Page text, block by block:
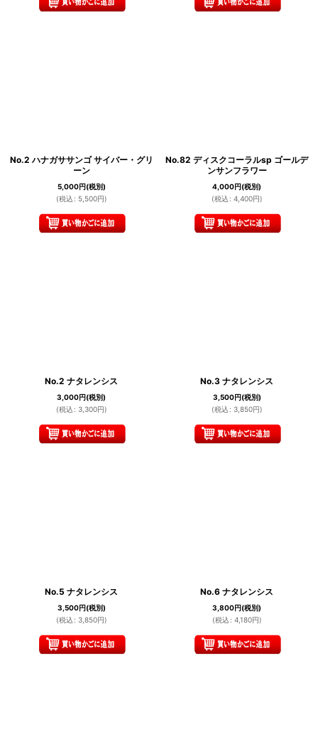
No.2 ハナガササンゴ サイバー・グリ
ーン
5,000円(税別)
(税込 : 5,500円)
No.82 ディスクコーラルsp ゴールデ
ンサンフラワー
4,000円(税別)
(税込 : 4,400円)
No.2 ナタレンシス
3,000円(税別)
(税込 : 3,300円)
No.3 ナタレンシス
3,500円(税別)
(税込 : 3,850円)
No.5 ナタレンシス
3,500円(税別)
(税込 : 3,850円)
No.6 ナタレンシス
3,800円(税別)
(税込 : 4,180円)